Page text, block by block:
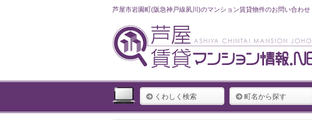
芦屋市岩園町(阪急神戸線夙川)のマンション賃貸物件のお問い合わ
くわしく検索 町名から探す